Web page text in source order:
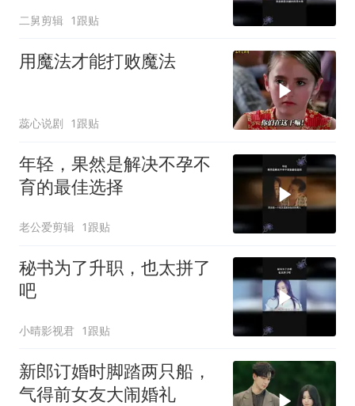
二舅剪辑 1跟贴
用魔法才能打败魔法
蕊心说剧 1跟贴
年轻，果然是解决不孕不
育的最佳选择
老公爱剪辑 1跟贴
秘书为了升职，也太拼了
吧
小晴影视君 1跟贴
新郎订婚时脚踏两只船，
气得前女友大闹婚礼